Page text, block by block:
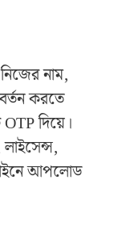
নাম,
করতে
দিয়ে।
আপলোড